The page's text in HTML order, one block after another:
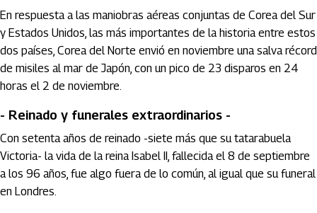
En respuesta a las maniobras aéreas conjuntas de Corea del Sur
y Estados Unidos, las más importantes de la historia entre estos
dos países, Corea del Norte envió en noviembre una salva récord
de misiles al mar de Japón, con un pico de 23 disparos en 24
horas el 2 de noviembre.
- Reinado y funerales extraordinarios -
Con setenta años de reinado -siete más que su tatarabuela
Victoria- la vida de la reina Isabel II, fallecida el 8 de septiembre
a los 96 años, fue algo fuera de lo común, al igual que su funeral
en Londres.